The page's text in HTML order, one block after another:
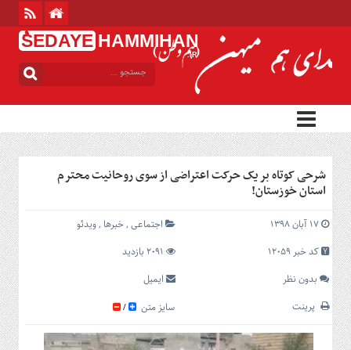
ُSEDAYE HAMMIHAN
.IR
منوی
خانه
منوی
اصلی
خانه
بین
الملل
استان
ها
اجتماعی
شرحی کوتاه بر یک حرکت اعتراضی از سوی روحانیت محترم
استان خوزستان!
۱۷ آبان ۱۳۹۸ اجتماعی,خبرها ,ویدئو
کد خبر 12059
2091 بازدید
بدون نظر
ایمیل
پرینت
سایز متن /